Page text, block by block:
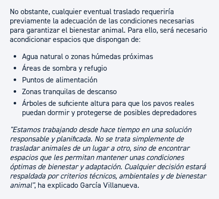
No obstante, cualquier eventual traslado requeriría
previamente la adecuación de las condiciones necesarias
para garantizar el bienestar animal. Para ello, será necesario
acondicionar espacios que dispongan de:
Agua natural o zonas húmedas próximas
Áreas de sombra y refugio
Puntos de alimentación
Zonas tranquilas de descanso
Árboles de suficiente altura para que los pavos reales
puedan dormir y protegerse de posibles depredadores
"Estamos trabajando desde hace tiempo en una solución
responsable y planificada. No se trata simplemente de
trasladar animales de un lugar a otro, sino de encontrar
espacios que les permitan mantener unas condiciones
óptimas de bienestar y adaptación. Cualquier decisión estará
respaldada por criterios técnicos, ambientales y de bienestar
animal", ha explicado García Villanueva.